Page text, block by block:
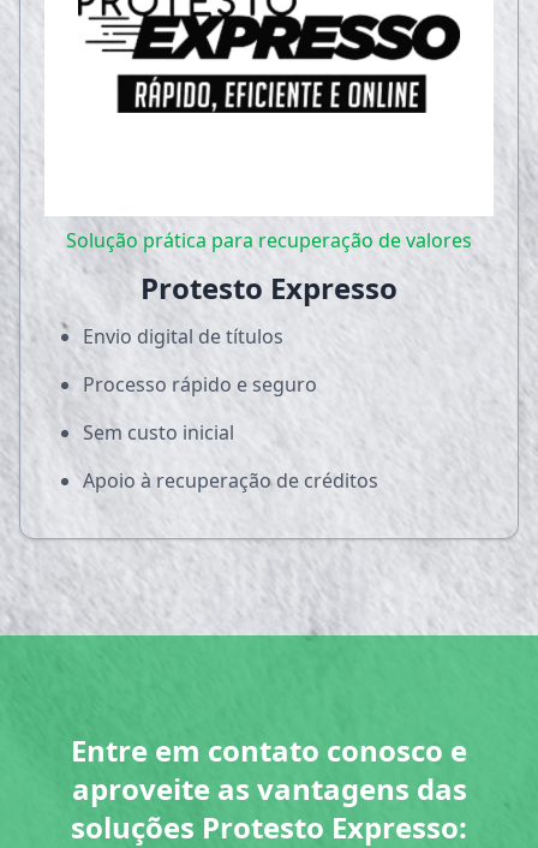
Solução prática para recuperação de valores
Protesto Expresso
Envio digital de títulos
Processo rápido e seguro
Sem custo inicial
Apoio à recuperação de créditos
Entre em contato conosco e
aproveite as vantagens das
soluções Protesto Expresso: